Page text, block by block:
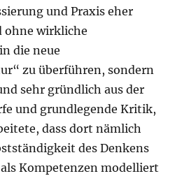
und Praxis eher
ohne wirkliche
die neue
zu überführen, sondern
sehr gründlich aus der
und grundlegende Kritik,
dass dort nämlich
des Denkens
Kompetenzen modelliert